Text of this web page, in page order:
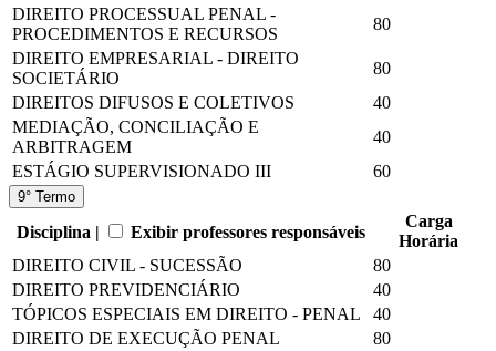
DIREITO PROCESSUAL PENAL -
PROCEDIMENTOS E RECURSOS
80
DIREITO EMPRESARIAL - DIREITO
SOCIETÁRIO
80
DIREITOS DIFUSOS E COLETIVOS
40
MEDIAÇÃO, CONCILIAÇÃO E
ARBITRAGEM
40
ESTÁGIO SUPERVISIONADO III
60
9° Termo
Disciplina | Exibir professores responsáveis
Carga
Horária
DIREITO CIVIL - SUCESSÃO
80
DIREITO PREVIDENCIÁRIO
40
TÓPICOS ESPECIAIS EM DIREITO - PENAL
40
DIREITO DE EXECUÇÃO PENAL
80